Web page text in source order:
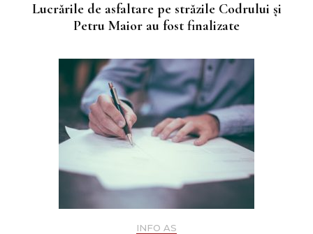
Lucrările de asfaltare pe străzile Codrului și
Petru Maior au fost finalizate
INFO AS